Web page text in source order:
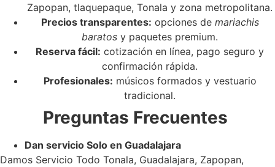
Zapopan, tlaquepaque, Tonala y zona metropolitana.
Precios transparentes: opciones de mariachis
baratos y paquetes premium.
Reserva fácil: cotización en línea, pago seguro y
confirmación rápida.
Profesionales: músicos formados y vestuario
tradicional.
Preguntas Frecuentes
Dan servicio Solo en Guadalajara
Damos Servicio Todo Tonala, Guadalajara, Zapopan,